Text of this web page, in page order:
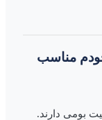
مناسب
بومی دارند.